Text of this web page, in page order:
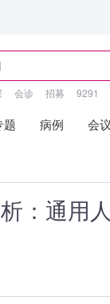
会诊 招募 9291
题 病例 会
：通用